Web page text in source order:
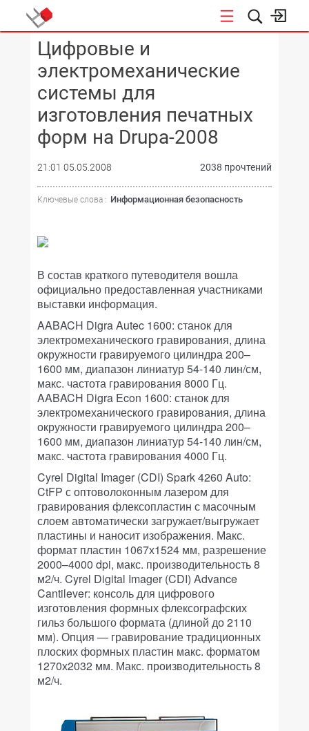
Цифровые и
электромеханические
системы для
изготовления печатных
форм на Drupa-2008
21:01 05.05.2008 2038 прочтений
Ключевые слова : Информационная безопасность
В состав краткого путеводителя вошла
официально предоставленная участниками
выставки информация.
AABACH Digra Autec 1600: станок для
электромеханического гравирования, длина
окружности гравируемого цилиндра 200–
1600 мм, диапазон линиатур 54-140 лин/см,
макс. частота гравирования 8000 Гц.
AABACH Digra Econ 1600: станок для
электромеханического гравирования, длина
окружности гравируемого цилиндра 200–
1600 мм, диапазон линиатур 54-140 лин/см,
макс. частота гравирования 4000 Гц.
Cyrel Digital Imager (CDI) Spark 4260 Auto:
CtFP с оптоволоконным лазером для
гравирования флексопластин с масочным
слоем автоматически загружает/выгружает
пластины и наносит изображения. Макс.
формат пластин 1067х1524 мм, разрешение
2000–4000 dpi, макс. производительность 8
м2/ч. Cyrel Digital Imager (CDI) Advance
Cantilever: консоль для цифрового
изготовления формных флексографских
гильз большого формата (длиной до 2110
мм). Опция — гравирование традиционных
плоских формных пластин макс. форматом
1270х2032 мм. Макс. производительность 8
м2/ч.